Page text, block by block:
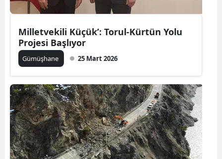
Niğde
Ordu
Samsun
Siirt
Sinop
Sivas
Milletvekili Küçük’: Torul-Kürtün Yolu
Projesi Başlıyor
Gümüşhane 25 Mart 2026